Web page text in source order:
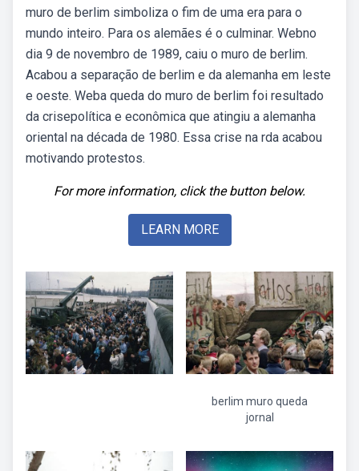
muro de berlim simboliza o fim de uma era para o
mundo inteiro. Para os alemães é o culminar. Webno
dia 9 de novembro de 1989, caiu o muro de berlim.
Acabou a separação de berlim e da alemanha em leste
e oeste. Weba queda do muro de berlim foi resultado
da crisepolítica e econômica que atingiu a alemanha
oriental na década de 1980. Essa crise na rda acabou
motivando protestos.
For more information, click the button below.
LEARN MORE
berlim muro queda
jornal